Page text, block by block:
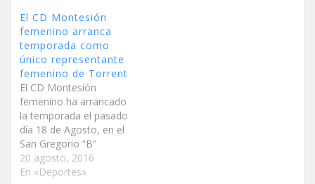
El CD Montesión
femenino arranca
temporada como
único representante
femenino de Torrent
El CD Montesión
femenino ha arrancado
la temporada el pasado
día 18 de Agosto, en el
San Gregorio “B”
torrentino, de la mano de
José Arturo entrenador
20 agosto, 2016
En «Deportes»